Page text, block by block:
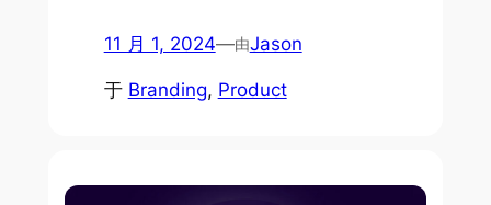
11 月 1, 2024—由Jason
于 Branding, Product